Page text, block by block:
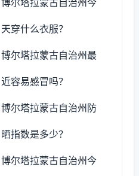
博尔塔拉蒙古自治州今
天穿什么衣服？
博尔塔拉蒙古自治州最
近容易感冒吗？
博尔塔拉蒙古自治州防
晒指数是多少？
博尔塔拉蒙古自治州今